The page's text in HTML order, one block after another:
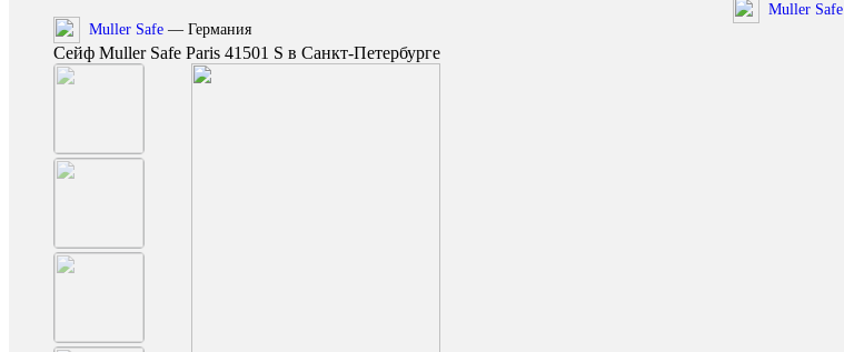
Muller Safe — Германия
Сейф Muller Safe Paris 41501 S в Санкт-Петербурге
Muller Safe